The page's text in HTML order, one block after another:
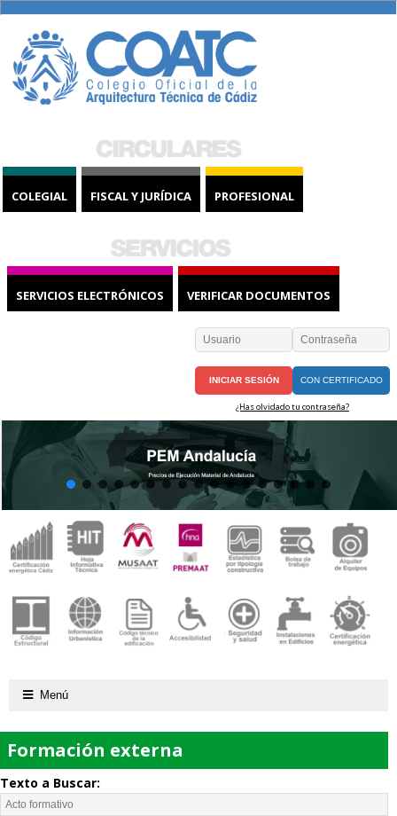
COLEGIAL FISCAL Y JURÍDICA PROFESIONAL
SERVICIOS ELECTRÓNICOS VERIFICAR DOCUMENTOS
CON CERTIFICADO
¿Has olvidado tu contraseña?
Menú
Formación externa
Texto a Buscar: